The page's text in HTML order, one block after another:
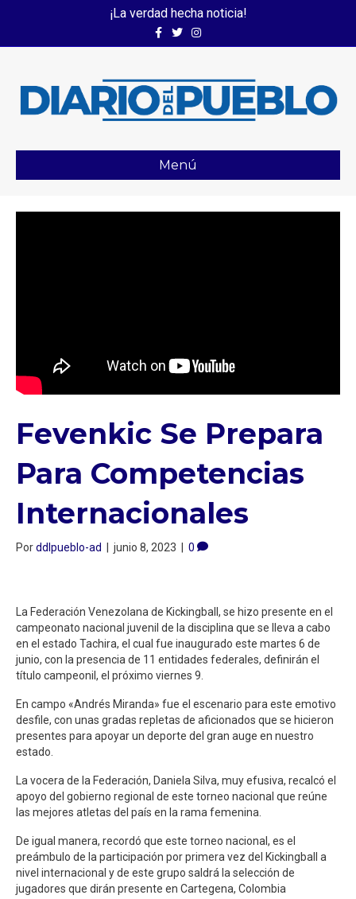
¡La verdad hecha noticia!
FacebookTwitterInstagram
Menú
Fevenkic Se Prepara
Para Competencias
Internacionales
Porddlpueblo-ad junio 8, 2023 0
La Federación Venezolana de Kickingball, se hizo presente en el
campeonato nacional juvenil de la disciplina que se lleva a cabo
en el estado Tachira, el cual fue inaugurado este martes 6 de
junio, con la presencia de 11 entidades federales, definirán el
título campeonil, el próximo viernes 9.
En campo «Andrés Miranda» fue el escenario para este emotivo
desfile, con unas gradas repletas de aficionados que se hicieron
presentes para apoyar un deporte del gran auge en nuestro
estado.
La vocera de la Federación, Daniela Silva, muy efusiva, recalcó el
apoyo del gobierno regional de este torneo nacional que reúne
las mejores atletas del país en la rama femenina.
De igual manera, recordó que este torneo nacional, es el
preámbulo de la participación por primera vez del Kickingball a
nivel internacional y de este grupo saldrá la selección de
jugadores que dirán presente en Cartegena, Colombia